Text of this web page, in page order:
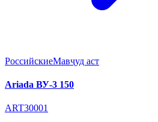
РоссийскиеМавҷуд аст
Ariada ВУ-3 150
ART30001